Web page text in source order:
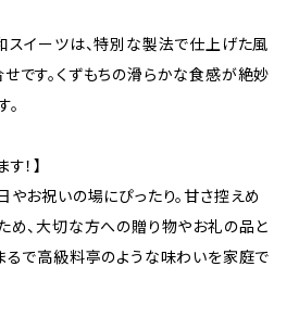
スイーツは、特別な製法で仕上げた風
です。くずもちの滑らかな食感が絶妙
！】
やお祝いの場にぴったり。甘さ控えめ
め、大切な方への贈り物やお礼の品と
るで高級料亭のような味わいを家庭で